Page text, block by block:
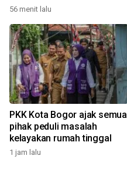
56 menit lalu
PKK Kota Bogor ajak semua
pihak peduli masalah
kelayakan rumah tinggal
1 jam lalu